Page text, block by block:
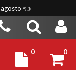
👈
0 0